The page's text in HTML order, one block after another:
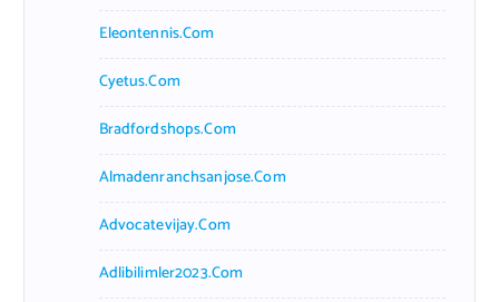
Eleontennis.com
Cyetus.com
Bradfordshops.com
Almadenranchsanjose.com
Advocatevijay.com
Adlibilimler2023.com